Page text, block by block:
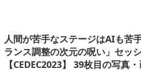
企業動向
人材育成
人間が苦手なステージはAIも苦
ランス調整の次元の呪い」セッ
【CEDEC2023】 39枚目の写真